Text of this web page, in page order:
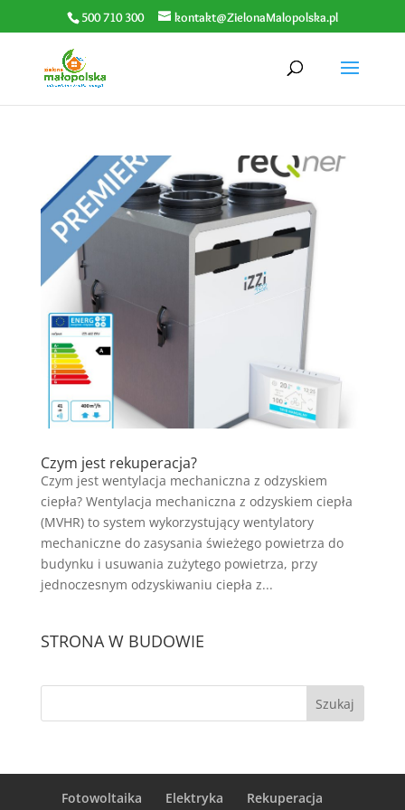
500 710 300 kontakt@ZielonaMalopolska.pl
Czym jest rekuperacja?
Czym jest wentylacja mechaniczna z odzyskiem
ciepła? Wentylacja mechaniczna z odzyskiem ciepła
(MVHR) to system wykorzystujący wentylatory
mechaniczne do zasysania świeżego powietrza do
budynku i usuwania zużytego powietrza, przy
jednoczesnym odzyskiwaniu ciepła z...
STRONA W BUDOWIE
Fotowoltaika Elektryka Rekuperacja